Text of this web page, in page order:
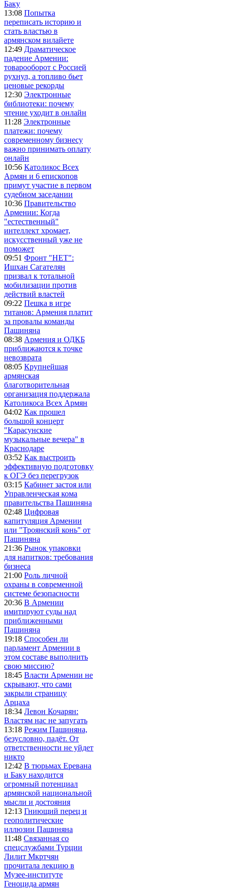
Баку
13:08 Попытка
переписать историю и
стать властью в
армянском вилайете
12:49 Драматическое
падение Армении:
товарооборот с Россией
рухнул, а топливо бьет
ценовые рекорды
12:30 Электронные
библиотеки: почему
чтение уходит в онлайн
11:28 Электронные
платежи: почему
современному бизнесу
важно принимать оплату
онлайн
10:56 Католикос Всех
Армян и 6 епископов
примут участие в первом
судебном заседании
10:36 Правительство
Армении: Когда
"естественный"
интеллект хромает,
искусственный уже не
поможет
09:51 Фронт "НЕТ":
Ишхан Сагателян
призвал к тотальной
мобилизации против
действий властей
09:22 Пешка в игре
титанов: Армения платит
за провалы команды
Пашиняна
08:38 Армения и ОДКБ
приближаются к точке
невозврата
08:05 Крупнейшая
армянская
благотворительная
организация поддержала
Католикоса Всех Армян
04:02 Как прошел
большой концерт
"Карасунские
музыкальные вечера" в
Краснодаре
03:52 Как выстроить
эффективную подготовку
к ОГЭ без перегрузок
03:15 Кабинет застоя или
Управленческая кома
правительства Пашиняна
02:48 Цифровая
капитуляция Армении
или "Троянский конь" от
Пашиняна
21:36 Рынок упаковки
для напитков: требования
бизнеса
21:00 Роль личной
охраны в современной
системе безопасности
20:36 В Армении
имитируют суды над
приближенными
Пашиняна
19:18 Способен ли
парламент Армении в
этом составе выполнить
свою миссию?
18:45 Власти Армении не
скрывают, что сами
закрыли страницу
Арцаха
18:34 Левон Кочарян:
Властям нас не запугать
13:18 Режим Пашиняна,
безусловно, падёт. От
ответственности не уйдет
никто
12:42 В тюрьмах Еревана
и Баку находится
огромный потенциал
армянской национальной
мысли и достояния
12:13 Гниющий перец и
геополитические
иллюзии Пашиняна
11:48 Связанная со
спецслужбами Турции
Лилит Мкртчян
прочитала лекцию в
Музее-институте
Геноцида армян